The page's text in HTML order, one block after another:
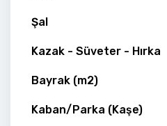
Şal
Kazak - Süveter - Hırka
Bayrak (m2)
Kaban/Parka (Kaşe)